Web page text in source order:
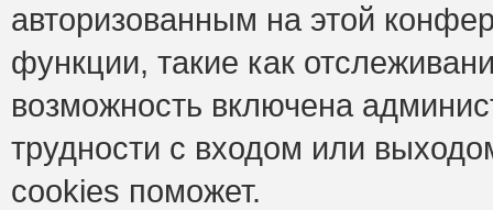
авторизованным на этой
функции, такие как
возможность включена
трудности с входом или
cookies поможет.